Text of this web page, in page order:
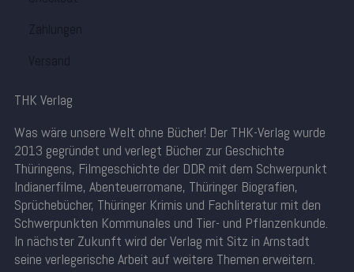
Zahlungen
Versand
THK Verlag
Was wäre unsere Welt ohne Bücher! Der THK-Verlag wurde
2013 gegründet und verlegt Bücher zur Geschichte
Thüringens, Filmgeschichte der DDR mit dem Schwerpunkt
Indianerfilme, Abenteuerromane, Thüringer Biografien,
Sprüchebücher, Thüringer Krimis und Fachliteratur mit den
Schwerpunkten Kommunales und Tier- und Pflanzenkunde.
In nächster Zukunft wird der Verlag mit Sitz in Arnstadt
seine verlegerische Arbeit auf weitere Themen erweitern.